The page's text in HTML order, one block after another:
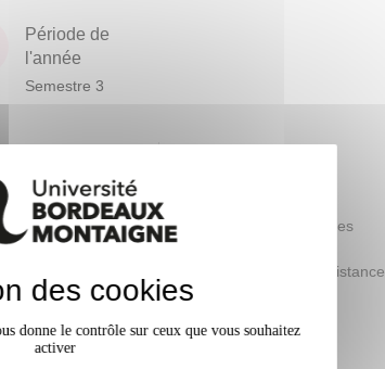
Période de
l'année
Semestre 3
Mobilité d'études
Accessible à distance
des cookies
donne le contrôle sur ceux que vous souhaitez
activer